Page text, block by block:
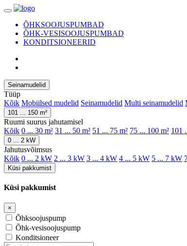
ÕHKSOOJUSPUMBAD
ÕHK-VESISOOJUSPUMBAD
KONDITSIONEERID
Seinamudelid
Tüüp
Kõik Mobiilsed mudelid Seinamudelid Multi seinamudelid
101 ... 150 m²
Ruumi suurus jahutamisel
Kõik 0 ... 30 m² 31 ... 50 m² 51 ... 75 m² 75 ... 100 m² 101
0 ... 2 kW
Jahutusvõimsus
Kõik 0 ... 2 kW 2 ... 3 kW 3 ... 4 kW 4 ... 5 kW 5 ... 7 kW
Küsi pakkumist
Küsi pakkumist
×
Õhksoojuspump
Õhk-vesisoojuspump
Konditsioneer